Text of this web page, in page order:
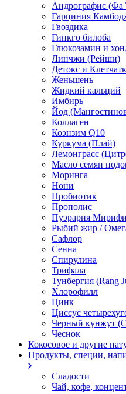
Андрографис
Гарциния
Гвоздика
Гинкго билоба
Глюкозамин и
Линчжи (Рейши)
Детокс и
Женьшень
Жидкий кальций
Имбирь
Йод
Коллаген
Коэнзим Q10
Куркума (Плай)
Лемонграсс
Масло семян
Моринга
Нони
Пробиотик
Прополис
Пуэрария
Рыбий жир /
Сафлор
Сенна
Спирулина
Трифала
Тунбергия (Rang
Хлорофилл
Цинк
Циссус
Черный кунжут
Чеснок
Кокосовое и другие
Продукты, специи,
Сладости
Чай, кофе,